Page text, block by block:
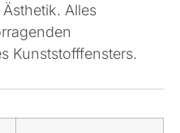
Alles
Kunststofffensters.